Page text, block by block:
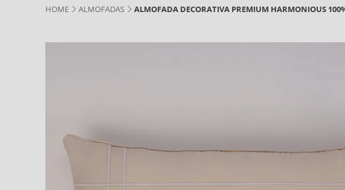
ALMOFADAS ALMOFADA DECORATIVA PREMIUM HARMONIOUS